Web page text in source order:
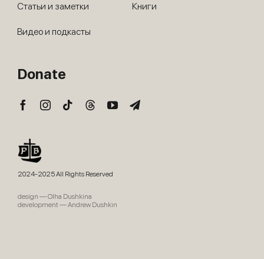
2024-2025 All Rights Reserved
design — Olha Dushkina
development — Andrew Dushkin
Статьи и заметки
Видео и подкасты
Книги
Donate